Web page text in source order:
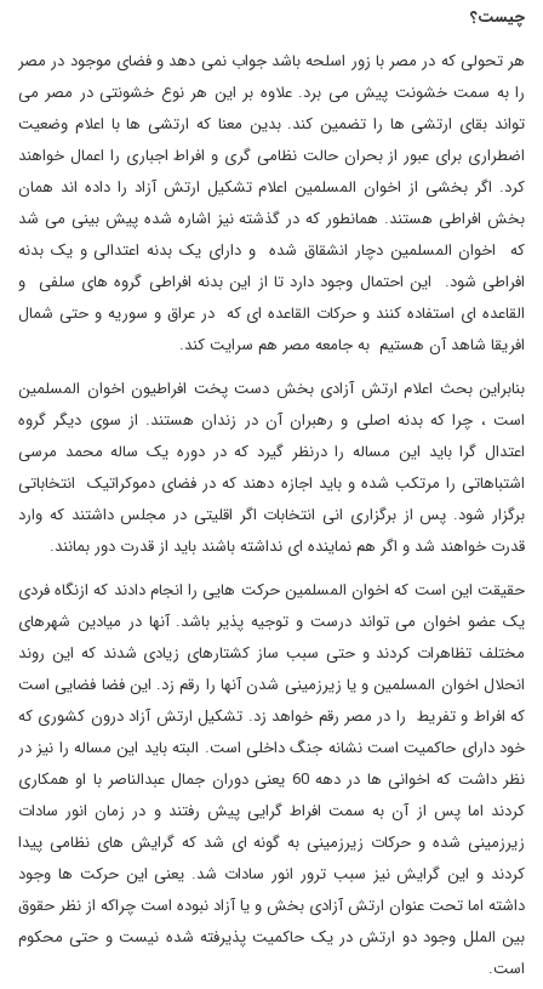
چیست؟
هر تحولی که در مصر با زور اسلحه باشد جواب نمی دهد و فضای موجود در مصر
را به سمت خشونت پیش می برد. علاوه بر این هر نوع خشونتی در مصر می
تواند بقای ارتشی ها را تضمین کند. بدین معنا که ارتشی ها با اعلام وضعیت
اضطراری برای عبور از بحران حالت نظامی گری و افراط اجباری را اعمال خواهند
کرد. اگر بخشی از اخوان المسلمین اعلام تشکیل ارتش آزاد را داده اند همان
بخش افراطی هستند. همانطور که در گذشته نیز اشاره شده پیش بینی می شد
که اخوان المسلمین دچار انشقاق شده و دارای یک بدنه اعتدالی و یک بدنه
افراطی شود. این احتمال وجود دارد تا از این بدنه افراطی گروه های سلفی و
القاعده ای استفاده کنند و حرکات القاعده ای که در عراق و سوریه و حتی شمال
افریقا شاهد آن هستیم به جامعه مصر هم سرایت کند.
بنابراین بحث اعلام ارتش آزادی بخش دست پخت افراطیون اخوان المسلمین
است ، چرا که بدنه اصلی و رهبران آن در زندان هستند. از سوی دیگر گروه
اعتدال گرا باید این مساله را درنظر گیرد که در دوره یک ساله محمد مرسی
اشتباهاتی را مرتکب شده و باید اجازه دهند که در فضای دموکراتیک انتخاباتی
برگزار شود. پس از برگزاری انی انتخابات اگر اقلیتی در مجلس داشتند که وارد
قدرت خواهند شد و اگر هم نماینده ای نداشته باشند باید از قدرت دور بمانند.
حقیقت این است که اخوان المسلمین حرکت هایی را انجام دادند که ازنگاه فردی
یک عضو اخوان می تواند درست و توجیه پذیر باشد. آنها در میادین شهرهای
مختلف تظاهرات کردند و حتی سبب ساز کشتارهای زیادی شدند که این روند
انحلال اخوان المسلمین و یا زیرزمینی شدن آنها را رقم زد. این فضا فضایی است
که افراط و تفریط را در مصر رقم خواهد زد. تشکیل ارتش آزاد درون کشوری که
خود دارای حاکمیت است نشانه جنگ داخلی است. البته باید این مساله را نیز در
نظر داشت که اخوانی ها در دهه 60 یعنی دوران جمال عبدالناصر با او همکاری
کردند اما پس از آن به سمت افراط گرایی پیش رفتند و در زمان انور سادات
زیرزمینی شده و حرکات زیرزمینی به گونه ای شد که گرایش های نظامی پیدا
کردند و این گرایش نیز سبب ترور انور سادات شد. یعنی این حرکت ها وجود
داشته اما تحت عنوان ارتش آزادی بخش و یا آزاد نبوده است چراکه از نظر حقوق
بین الملل وجود دو ارتش در یک حاکمیت پذیرفته شده نیست و حتی محکوم
است.